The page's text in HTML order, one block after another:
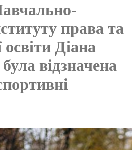
права та
освіти Діана
відзначена